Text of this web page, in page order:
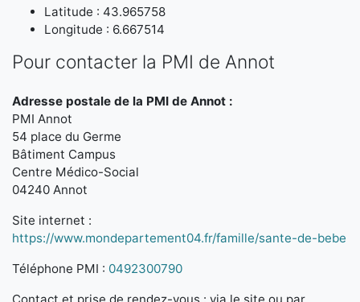
Latitude : 43.965758
Longitude : 6.667514
Pour contacter la PMI de Annot
Adresse postale de la PMI de Annot :
PMI Annot
54 place du Germe
Bâtiment Campus
Centre Médico-Social
04240 Annot
Site internet :
https://www.mondepartement04.fr/famille/sante-de-bebe
Téléphone PMI : 0492300790